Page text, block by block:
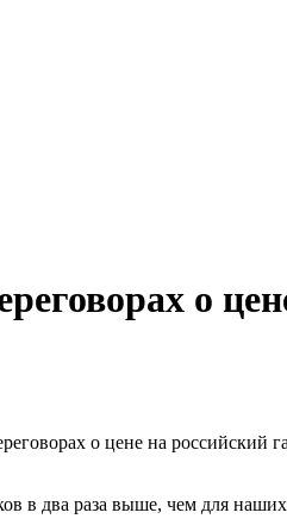
о
о цене на российский
в два раза выше, чем для